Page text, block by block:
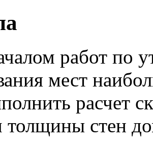
работ по
мест
расчет
толщины стен